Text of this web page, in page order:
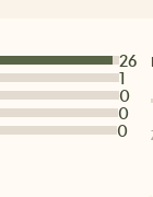
26
1
0
0
0